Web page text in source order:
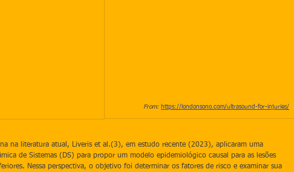
From: https://londonsono.com/ultrasound-for-injuries/
na literatura atual, Liveris et al.(3), em estudo recente (2023), aplicaram uma
de Sistemas (DS) para propor um modelo epidemiológico causal para as lesões
Nessa perspectiva, o objetivo foi determinar os fatores de risco e examinar sua